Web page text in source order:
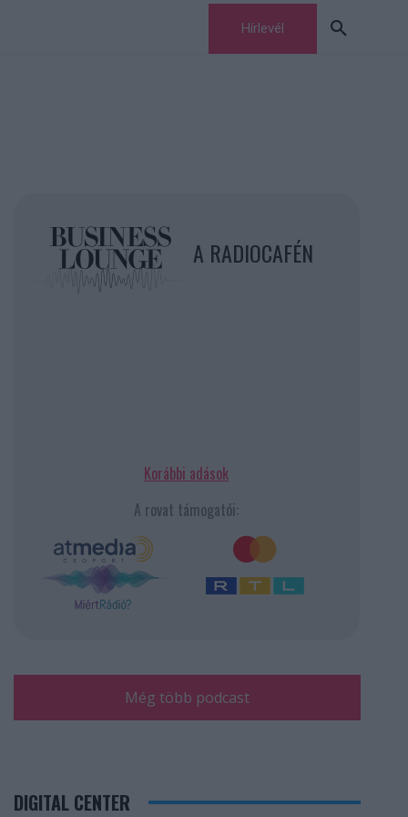
Hírlevél
A RADIOCAFÉN
Korábbi adások
A rovat támogatói:
Még több podcast
DIGITAL CENTER